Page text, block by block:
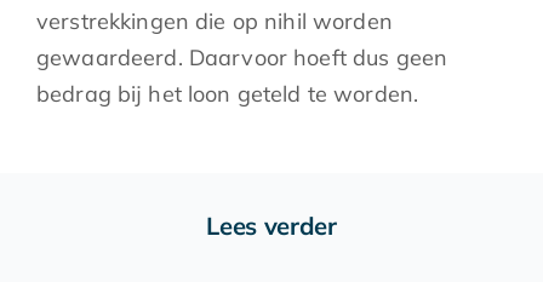
verstrekkingen die op nihil worden
gewaardeerd. Daarvoor hoeft dus geen
bedrag bij het loon geteld te worden.
Lees verder